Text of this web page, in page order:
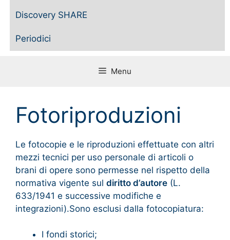
Discovery SHARE
Periodici
Menu
Fotoriproduzioni
Le fotocopie e le riproduzioni effettuate con altri
mezzi tecnici per uso personale di articoli o
brani di opere sono permesse nel rispetto della
normativa vigente sul diritto d’autore (L.
633/1941 e successive modifiche e
integrazioni).Sono esclusi dalla fotocopiatura:
I fondi storici;